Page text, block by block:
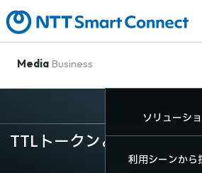
MediaBusiness
動画配信
動画配信
TOP
XR関連
TOP
放送DX
TOP
ソリューシ
利用シーンから
TTLトークンとは